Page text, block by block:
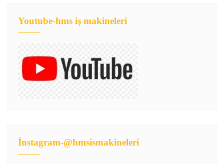
Youtube-hms iş makineleri
İnstagram-@hmsismakineleri